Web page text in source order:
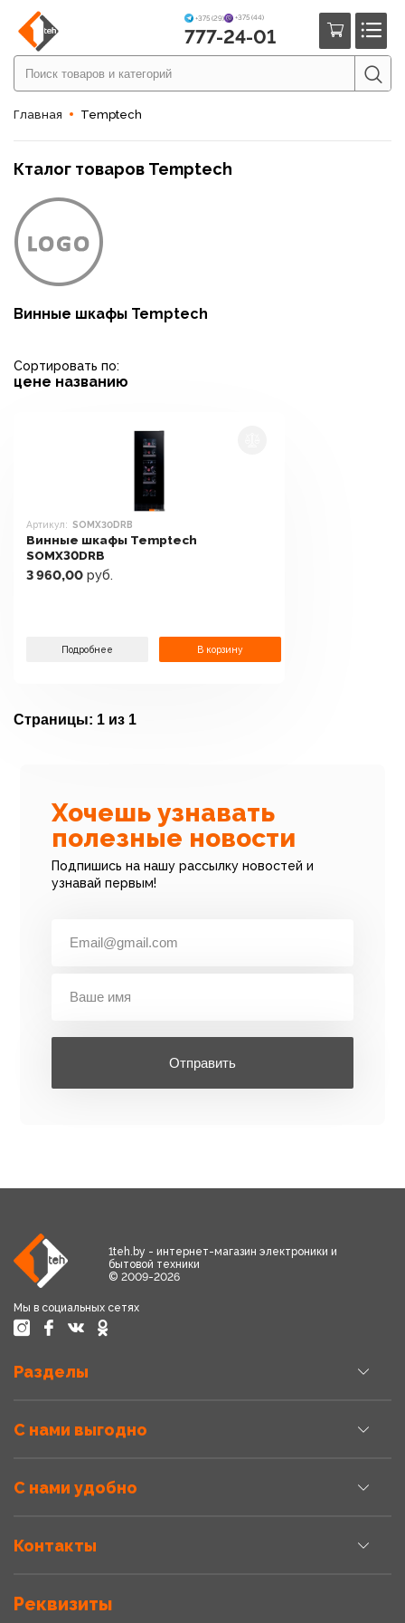
+375 (29) +375 (44)
777-24-01
Главная Temptech
Кталог товаров Temptech
Винные шкафы Temptech
Сортировать по:
цене названию
Артикул: SOMX30DRB
Винные шкафы Temptech
SOMX30DRB
3 960,00 руб.
Подробнее В корзину
Страницы: 1 из 1
Хочешь узнавать
полезные новости
Подпишись на нашу рассылку новостей и
узнавай первым!
Отправить
1teh.by - интернет-магазин электроники и
бытовой техники
© 2009-2026
Мы в социальных сетях
Разделы
С нами выгодно
С нами удобно
Контакты
Реквизиты